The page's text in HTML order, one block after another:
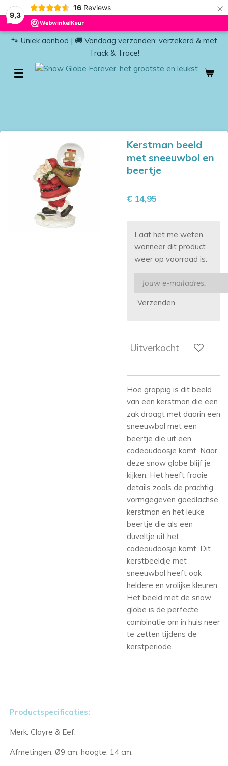
9,3
16 Reviews ×
🐾 Uniek aanbod | 🚚 Vandaag verzonden: verzekerd & met
Track & Trace!
Kerstman beeld
met sneeuwbol en
beertje
€ 14,95
Laat het me weten
wanneer dit product
weer op voorraad is.
Verzenden
Uitverkocht
Hoe grappig is dit beeld
van een kerstman die een
zak draagt met daarin een
sneeuwbol met een
beertje die uit een
cadeaudoosje komt. Naar
deze snow globe blijf je
kijken. Het heeft fraaie
details zoals de prachtig
vormgegeven goedlachse
kerstman en het leuke
beertje die als een
duveltje uit het
cadeaudoosje komt. Dit
kerstbeeldje met
sneeuwbol heeft ook
heldere en vrolijke kleuren.
Het beeld met de snow
globe is de perfecte
combinatie om in huis neer
te zetten tijdens de
kerstperiode.
Productspecificaties:
Merk: Clayre & Eef.
Afmetingen: Ø9 cm. hoogte: 14 cm.